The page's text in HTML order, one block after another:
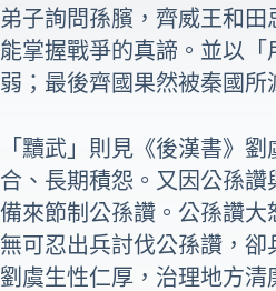
弟子詢問孫臏，齊威王和
能掌握戰爭的真諦。並以
弱；最後齊國果然被秦國所
「黷武」則見《後漢書》
合、長期積怨。又因公孫
備來節制公孫讚。公孫讚
無可忍出兵討伐公孫讚，卻
劉虞生性仁厚，治理地方